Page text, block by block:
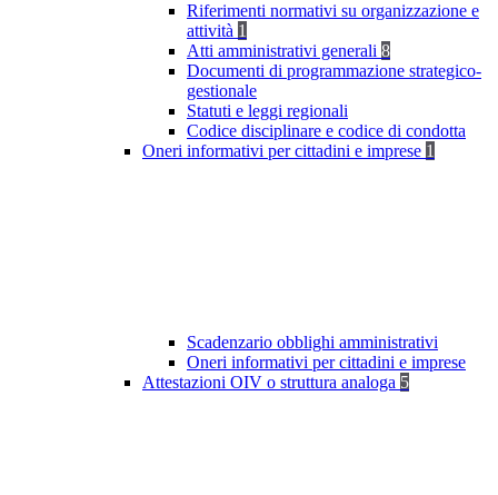
Riferimenti normativi su organizzazione e
attività 1
Atti amministrativi generali 8
Documenti di programmazione strategico-
gestionale
Statuti e leggi regionali
Codice disciplinare e codice di condotta
Oneri informativi per cittadini e imprese 1
Scadenzario obblighi amministrativi
Oneri informativi per cittadini e imprese
Attestazioni OIV o struttura analoga 5